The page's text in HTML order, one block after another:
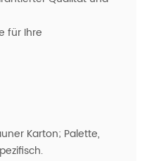
für Ihre
Karton; Palette,